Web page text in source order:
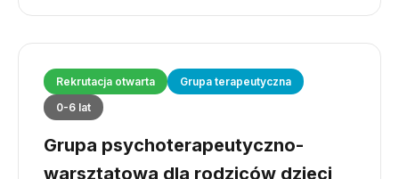
Rekrutacja otwarta
Grupa terapeutyczna
0-6 lat
Grupa psychoterapeutyczno-
warsztatowa dla rodziców dzieci